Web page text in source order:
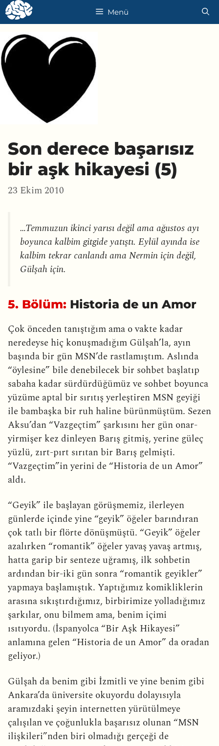
İçeriğe
atla
Menü
Son derece başarısız
bir aşk hikayesi (5)
23 Ekim 2010
…Temmuzun ikinci yarısı değil ama ağustos ayı
boyunca kalbim gitgide yatıştı. Eylül ayında ise
kalbim tekrar canlandı ama Nermin için değil,
Gülşah için.
5. Bölüm: Historia de un Amor
Çok önceden tanıştığım ama o vakte kadar
neredeyse hiç konuşmadığım Gülşah’la, ayın
başında bir gün MSN’de rastlamıştım. Aslında
“öylesine” bile denebilecek bir sohbet başlatıp
sabaha kadar sürdürdüğümüz ve sohbet boyunca
yüzüme aptal bir sırıtış yerleştiren MSN geyiği
ile bambaşka bir ruh haline bürünmüştüm. Sezen
Aksu’dan “Vazgeçtim” şarkısını her gün onar-
yirmişer kez dinleyen Barış gitmiş, yerine güleç
yüzlü, zırt-pırt sırıtan bir Barış gelmişti.
“Vazgeçtim”in yerini de “Historia de un Amor”
aldı.
“Geyik” ile başlayan görüşmemiz, ilerleyen
günlerde içinde yine “geyik” öğeler barındıran
çok tatlı bir flörte dönüşmüştü. “Geyik” öğeler
azalırken “romantik” öğeler yavaş yavaş artmış,
hatta garip bir senteze uğramış, ilk sohbetin
ardından bir-iki gün sonra “romantik geyikler”
yapmaya başlamıştık. Yaptığımız komikliklerin
arasına sıkıştırdığımız, birbirimize yolladığımız
şarkılar, onu bilmem ama, benim içimi
ısıtıyordu. (İspanyolca “Bir Aşk Hikayesi”
anlamına gelen “Historia de un Amor” da oradan
geliyor.)
Gülşah da benim gibi İzmitli ve yine benim gibi
Ankara’da üniversite okuyordu dolayısıyla
aramızdaki şeyin internetten yürütülmeye
çalışılan ve çoğunlukla başarısız olunan “MSN
ilişkileri”nden biri olmadığı gerçeği de